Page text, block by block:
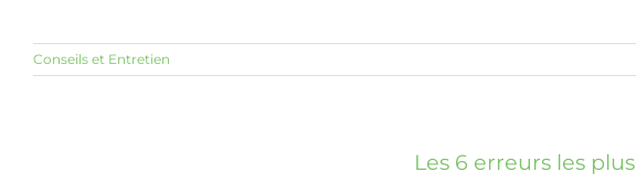
Conseils et Entretien
Les 6 erreurs les